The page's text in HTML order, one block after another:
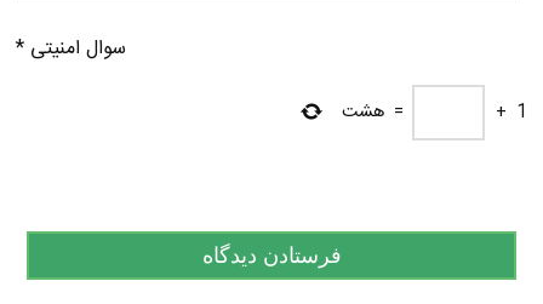
سوال امنیتی *
1
+
= هشت